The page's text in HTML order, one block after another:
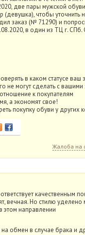
две пары мужской
(девушка), чтобы уточнить
заказ (№ 71290) и
в один из ТЦ г.
в каком статусе ваш
не могут сделать с вашими
к покупателям
а экономят свое!
покупку обуви у других
Жалоба на
качественным
вечная. Но стилю
этом направлении
на обмен в случае брака и